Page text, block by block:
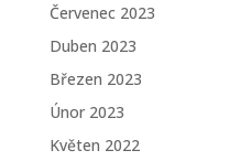
Červenec 2023
Duben 2023
Březen 2023
Únor 2023
Květen 2022